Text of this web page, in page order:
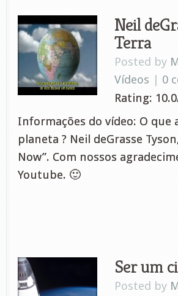
Neil
Terra
Posted by
Vídeos | 0
Rating:
Informações do vídeo: O que
planeta ? Neil deGrasse
Now”. Com nossos
Youtube. 🙂
Ser um
Posted by